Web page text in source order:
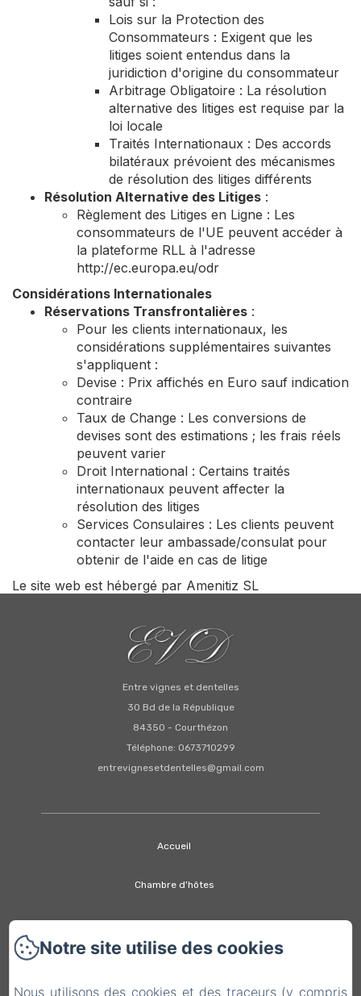
Lois sur la Protection des
Consommateurs : Exigent que les
litiges soient entendus dans la
juridiction d'origine du consommateur
Arbitrage Obligatoire : La résolution
alternative des litiges est requise par la
loi locale
Traités Internationaux : Des accords
bilatéraux prévoient des mécanismes
de résolution des litiges différents
Résolution Alternative des Litiges :
Règlement des Litiges en Ligne : Les
consommateurs de l'UE peuvent accéder à
la plateforme RLL à l'adresse
http://ec.europa.eu/odr
Considérations Internationales
Réservations Transfrontalières :
Pour les clients internationaux, les
considérations supplémentaires suivantes
s'appliquent :
Devise : Prix affichés en Euro sauf indication
contraire
Taux de Change : Les conversions de
devises sont des estimations ; les frais réels
peuvent varier
Droit International : Certains traités
internationaux peuvent affecter la
résolution des litiges
Services Consulaires : Les clients peuvent
contacter leur ambassade/consulat pour
obtenir de l'aide en cas de litige
Le site web est hébergé par Amenitiz SL
Entre vignes et dentelles
30 Bd de la République
84350 - Courthézon
Téléphone: 0673710299
entrevignesetdentelles@gmail.com
Accueil
Chambre d'hôtes
Appartements
Notre site utilise des cookies
Nous utilisons des cookies et des traceurs (y compris